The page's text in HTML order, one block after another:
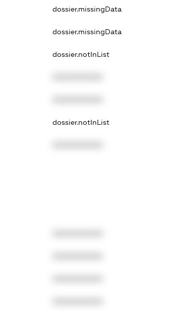
dossier.missingData
dossier.missingData
dossier.notInList
dossier.notInList